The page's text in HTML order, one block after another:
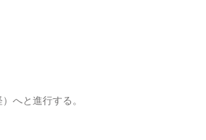
へと進行する。